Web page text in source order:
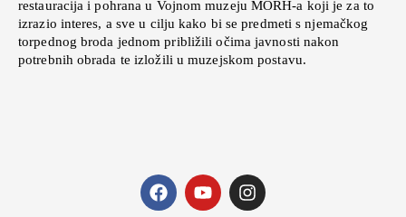
restauracija i pohrana u Vojnom muzeju MORH-a koji je za to
izrazio interes, a sve u cilju kako bi se predmeti s njemačkog
torpednog broda jednom približili očima javnosti nakon
potrebnih obrada te izložili u muzejskom postavu.
a
c
o
u
n
s